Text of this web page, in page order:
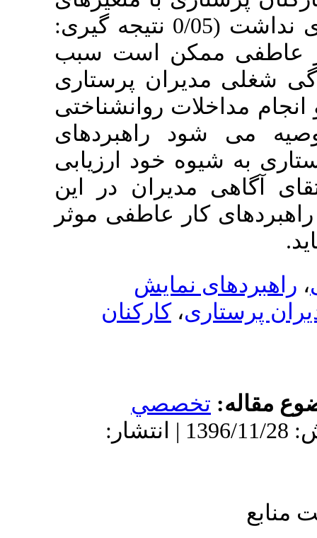
05
نتیجه گیری:
ممکن است سبب
پرستاری
روانشناختی
شود راهبردهای
خود ارزیابی
مدیران در این
کار عاطفی موثر
نمایش
، کارکنان
تخصصي
دریافت: 1396/10/26 | پذیرش: 1396/11/28 | انتشار: